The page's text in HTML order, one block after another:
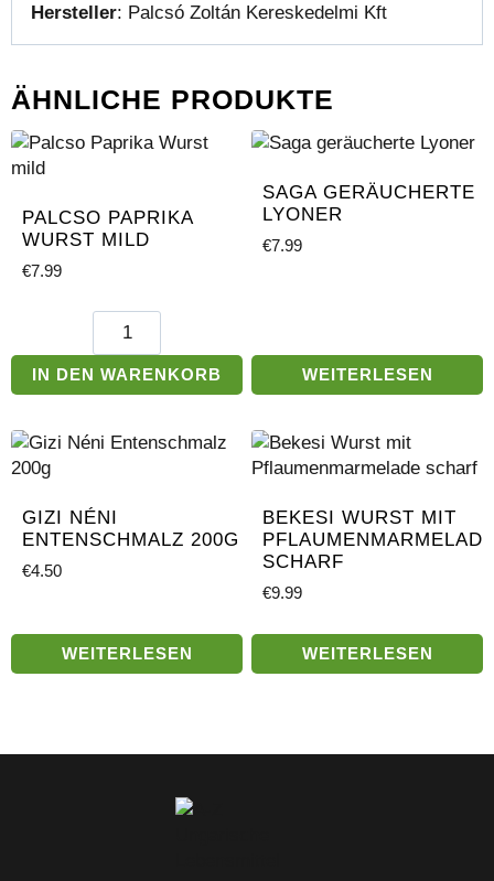
Hersteller: Palcsó Zoltán Kereskedelmi Kft
ÄHNLICHE PRODUKTE
PALCSO PAPRIKA
WURST MILD
€7.99
Palcso
Paprika
Wurst
mild
IN DEN WARENKORB
SAGA GERÄUCHERTE
LYONER
€7.99
WEITERLESEN
GIZI NÉNI
ENTENSCHMALZ 200G
€4.50
WEITERLESEN
BEKESI WURST MIT
SCHARF
€9.99
WEITERLESEN